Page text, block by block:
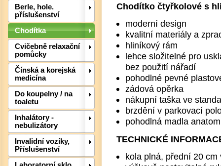
Berle, hole.
příslušenství
Chodítka
Cvičebně relaxační
pomůcky
Čínská a korejská
medicína
Do koupelny / na
toaletu
Inhalátory -
nebulizátory
Invalidní vozíky,
Příslušenství
Chodítko čtyřkolové s
moderní design
kvalitní materiály a
hliníkový rám
lehce složitelné pro
bez použití nářadí
pohodlné pevné
zádová opěrka
nákupní taška ve
brzdění v parkovací
pohodlná madla
TECHNICKÉ
kola plná, přední 20